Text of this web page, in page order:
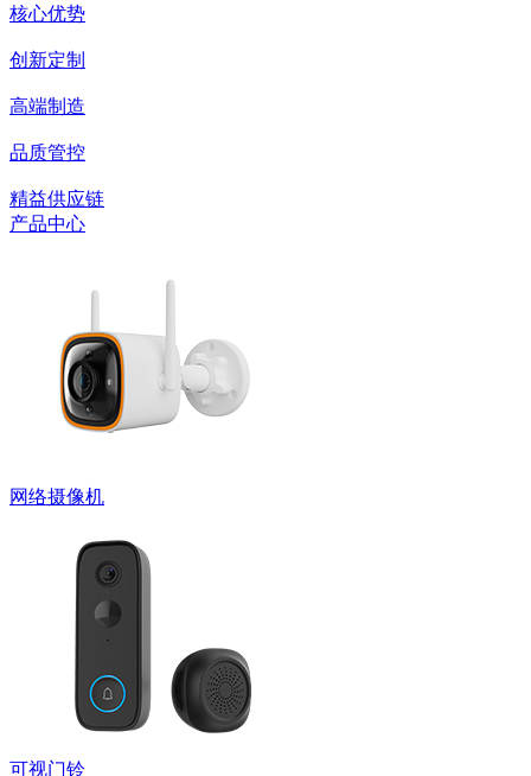
核心优势
创新定制
高端制造
品质管控
精益供应链
产品中心
网络摄像机
可视门铃